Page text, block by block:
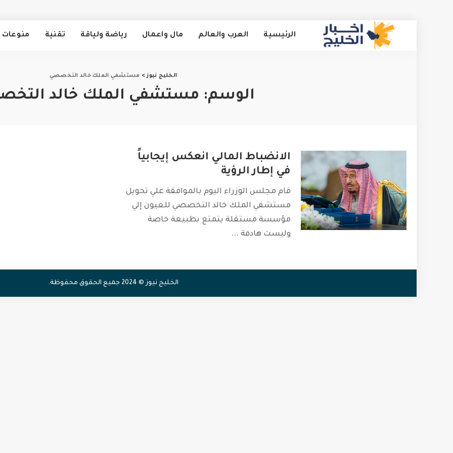
الرئيسية العرب والعالم مال واعمال رياضة ولياقة تقنية منوعات
الخليج نيوز> مستشفي الملك خالد التخصصي
الوسم: مستشفي الملك خالد
الانضباط المالي انعكس إيجابياً
في إطار الرؤية
قام مجلس الوزراء اليوم بالموافقة علي تحويل
مستشفي الملك خالد التخصصي للعيون إلي
مؤسسة مستقلة يتمتع بطبيعة خاصة
وليست هادفة ...
الخليج نيوز © 2024 جميع الحقوق محفوظة.